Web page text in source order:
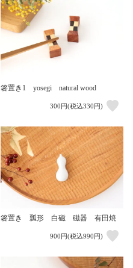
箸置き1 yosegi natural wood
300円(税込330円)
箸置き 瓢形 白磁 磁器 有田焼
900円(税込990円)